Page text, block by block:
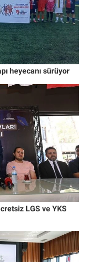
heyecanı sürüyor
LGS ve YKS